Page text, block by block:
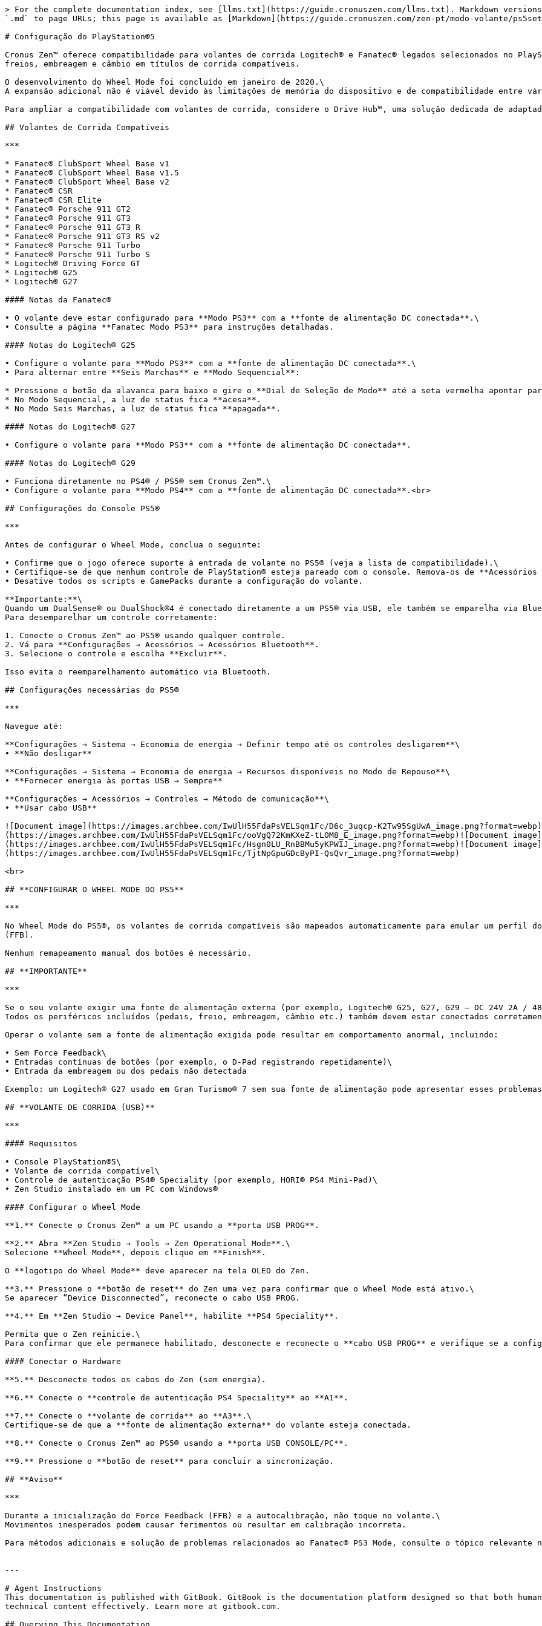
> For the complete documentation index, see [llms.txt](https://guide.cronuszen.com/llms.txt). Markdown
`.md` to page URLs; this page is available as [Markdown](https://guide.cronuszen.com/zen-pt/modo-volante/
# Configuração do PlayStation®5
Cronus Zen™ oferece compatibilidade para volantes de corrida Logitech® e Fanatec® legados selecionados no
freios, embreagem e câmbio em títulos de corrida compatíveis.
O desenvolvimento do Wheel Mode foi concluído em janeiro de 2020.\
A expansão adicional não é viável devido às limitações de memória do dispositivo e de compatibilidade entre
﻿Para ampliar a compatibilidade com volantes de corrida, considere o Drive Hub™, uma solução dedicada de
## Volantes de Corrida Compatíveis﻿
***
* Fanatec® ClubSport Wheel Base v1
* Fanatec® ClubSport Wheel Base v1.5
* Fanatec® ClubSport Wheel Base v2
* Fanatec® CSR
* Fanatec® CSR Elite
* Fanatec® Porsche 911 GT2
* Fanatec® Porsche 911 GT3
* Fanatec® Porsche 911 GT3 R
* Fanatec® Porsche 911 GT3 RS v2
* Fanatec® Porsche 911 Turbo
* Fanatec® Porsche 911 Turbo S
* Logitech® Driving Force GT
* Logitech® G25
* Logitech® G27
#### Notas da Fanatec®
• O volante deve estar configurado para **Modo PS3** com a **fonte de alimentação DC conectada**.\
• Consulte a página **Fanatec Modo PS3** para instruções detalhadas.
#### Notas do Logitech® G25
• Configure o volante para **Modo PS3** com a **fonte de alimentação DC conectada**.\
• Para alternar entre **Seis Marchas** e **Modo Sequencial**:
* Pressione o botão da alavanca para baixo e gire o **Dial de Seleção de Modo** até a seta vermelha apontar
* No Modo Sequencial, a luz de status fica **acesa**.
* No Modo Seis Marchas, a luz de status fica **apagada**.
#### Notas do Logitech® G27
• Configure o volante para **Modo PS3** com a **fonte de alimentação DC conectada**.
#### Notas do Logitech® G29
• Funciona diretamente no PS4® / PS5® sem Cronus Zen™.\
• Configure o volante para **Modo PS4** com a **fonte de alimentação DC conectada**.<br>
## Configurações do Console PS5®
***
Antes de configurar o Wheel Mode, conclua o seguinte:
• Confirme que o jogo oferece suporte à entrada de volante no PS5® (veja a lista de compatibilidade).\
• Certifique-se de que nenhum controle de PlayStation® esteja pareado com o console. Remova-os de
• Desative todos os scripts e GamePacks durante a configuração do volante.
**Importante:**\
Quando um DualSense® ou DualShock®4 é conectado diretamente a um PS5® via USB, ele também se emparelha via
Para desemparelhar um controle corretamente:
1. Conecte o Cronus Zen™ ao PS5® usando qualquer controle.
2. Vá para **Configurações → Acessórios → Acessórios Bluetooth**.
3. Selecione o controle e escolha **Excluir**.
Isso evita o reemparelhamento automático via Bluetooth.
## Configurações necessárias do PS5®
***
Navegue até:
**Configurações → Sistema → Economia de energia → Definir tempo até os controles desligarem**\
• **Não desligar**
**Configurações → Sistema → Economia de energia → Recursos disponíveis no Modo de Repouso**\
• **Fornecer energia às portas USB → Sempre**
**Configurações → Acessórios → Controles → Método de comunicação**\
• **Usar cabo USB**
![Document image](https://images.archbee.com/IwUlH55FdaPsVELSqm1Fc/D6c_3uqcp-
(https://images.archbee.com/IwUlH55FdaPsVELSqm1Fc/ooVgQ72KmKXeZ-tLOM8_E_image.png?format=webp)﻿![Document image]
(https://images.archbee.com/IwUlH55FdaPsVELSqm1Fc/Hsgn0LU_RnBBMu5yKPWIJ_image.png?format=webp)﻿![Document image]
(https://images.archbee.com/IwUlH55FdaPsVELSqm1Fc/TjtNpGpuGDcByPI-QsQvr_image.png?format=webp)﻿
﻿<br>
## **CONFIGURAR O WHEEL MODE DO PS5**
***
No Wheel Mode do PS5®, os volantes de corrida compatíveis são mapeados automaticamente para emular um perfil
(FFB).
Nenhum remapeamento manual dos botões é necessário.
## **IMPORTANTE**
***
Se o seu volante exigir uma fonte de alimentação externa (por exemplo, Logitech® G25, G27, G29 — DC 24V 2A /
Todos os periféricos incluídos (pedais, freio, embreagem, câmbio etc.) também devem estar conectados
Operar o volante sem a fonte de alimentação exigida pode resultar em comportamento anormal, incluindo:
• Sem Force Feedback\
• Entradas contínuas de botões (por exemplo, o D-Pad registrando repetidamente)\
• Entrada da embreagem ou dos pedais não detectada
Exemplo: um Logitech® G27 usado em Gran Turismo® 7 sem sua fonte de alimentação pode apresentar esses
## **VOLANTE DE CORRIDA (USB)**
***
#### Requisitos
• Console PlayStation®5\
• Volante de corrida compatível\
• Controle de autenticação PS4® Speciality (por exemplo, HORI® PS4 Mini-Pad)\
• Zen Studio instalado em um PC com Windows®
#### Configurar o Wheel Mode
**1.** Conecte o Cronus Zen™ a um PC usando a **porta USB PROG**.
**2.** Abra **Zen Studio → Tools → Zen Operational Mode**.\
Selecione **Wheel Mode**, depois clique em **Finish**.
O **logotipo do Wheel Mode** deve aparecer na tela OLED do Zen.
**3.** Pressione o **botão de reset** do Zen uma vez para confirmar que o Wheel Mode está ativo.\
Se aparecer “Device Disconnected”, reconecte o cabo USB PROG.
**4.** Em **Zen Studio → Device Panel**, habilite **PS4 Speciality**.
Permita que o Zen reinicie.\
Para confirmar que ele permanece habilitado, desconecte e reconecte o **cabo USB PROG** e verifique se a
#### Conectar o Hardware
**5.** Desconecte todos os cabos do Zen (sem energia).
**6.** Conecte o **controle de autenticação PS4 Speciality** ao **A1**.
**7.** Conecte o **volante de corrida** ao **A3**.\
Certifique-se de que a **fonte de alimentação externa** do volante esteja conectada.
**8.** Conecte o Cronus Zen™ ao PS5® usando a **porta USB CONSOLE/PC**.
**9.** Pressione o **botão de reset** para concluir a sincronização.
## **Aviso**
***
Durante a inicialização do Force Feedback (FFB) e a autocalibração, não toque no volante.\
Movimentos inesperados podem causar ferimentos ou resultar em calibração incorreta.
Para métodos adicionais e solução de problemas relacionados ao Fanatec® PS3 Mode, consulte o tópico relevante
---
# Agent Instructions
This documentation is published with GitBook. GitBook is the documentation platform designed so that both
technical content effectively. Learn more at gitbook.com.